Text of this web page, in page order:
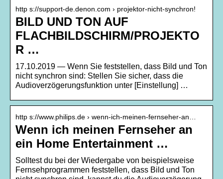
http s://support-de.denon.com › projektor-nicht-synchron!
BILD UND TON AUF
FLACHBILDSCHIRM/PROJEKTO
R …
17.10.2019 — Wenn Sie feststellen, dass Bild und Ton
nicht synchron sind: Stellen Sie sicher, dass die
Audioverzögerungsfunktion unter [Einstellung] …
http s://www.philips.de › wenn-ich-meinen-fernseher-an…
Wenn ich meinen Fernseher an
ein Home Entertainment …
Solltest du bei der Wiedergabe von beispielsweise
Fernsehprogrammen feststellen, dass Bild und Ton